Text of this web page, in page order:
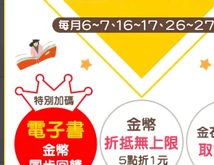
寫評價